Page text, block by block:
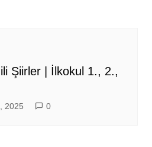
Şiirler | İlkokul 1., 2.,
2025 0